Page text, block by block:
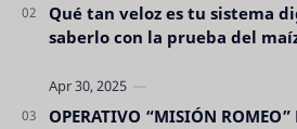
Qué tan veloz es tu sistema
saberlo con la prueba del
OPERATIVO “MISIÓN ROMEO”